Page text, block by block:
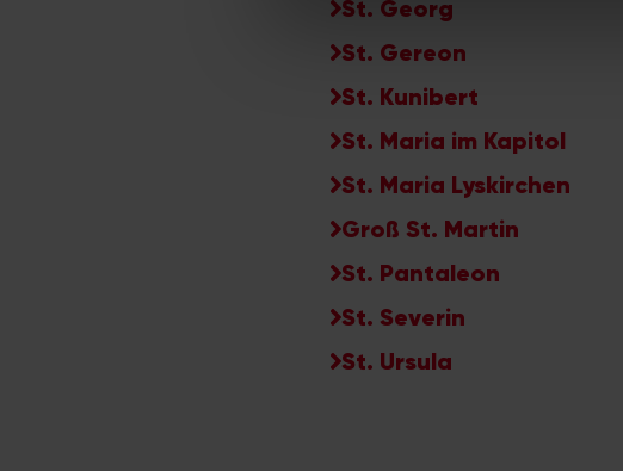
der Dienste gesammelt haben.
St. Georg
St. Gereon
St. Kunibert
St. Maria im Kapitol
St. Maria Lyskirchen
Groß St. Martin
St. Pantaleon
St. Severin
St. Ursula